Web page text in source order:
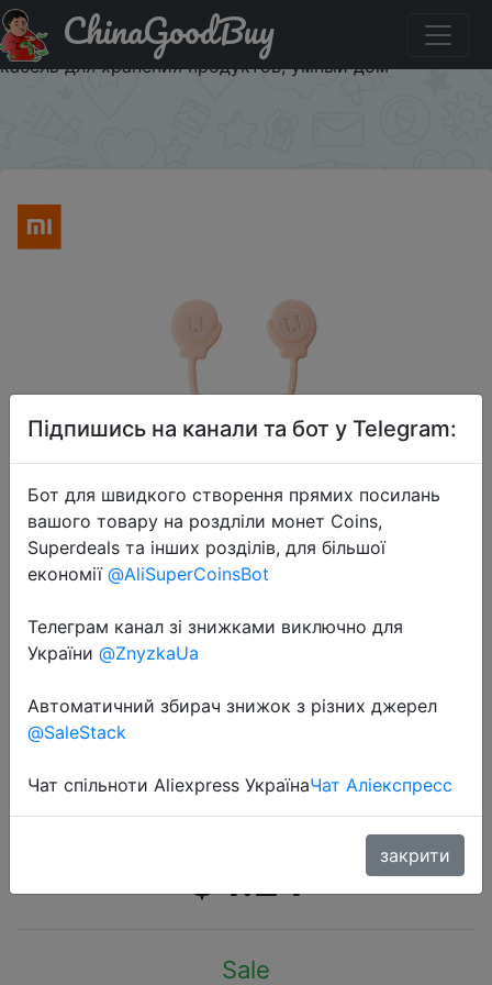
Придбати Многофункциональный магнитный кабель
Youpin Jordan & Judy, 3 шт./лот, простой силиконовый
кабель для хранения продуктов, умный дом
ChinaGoodBuy
2020-12-06
кабель Youpin Jordan & Judy, 3 шт./
лот, простой силиконовый кабель
дом
$4.24
Sale
Підпишись на канали та бот у Telegram:
Бот для швидкого створення прямих посилань
вашого товару на роздліли монет Coins,
Superdeals та інших розділів, для більшої
економії @AliSuperCoinsBot
Телеграм канал зі знижками виключно для
України @ZnyzkaUa
Автоматичний збирач знижок з різних джерел
@SaleStack
Чат спільноти Aliexpress УкраїнаЧат Аліекспресс
закрити